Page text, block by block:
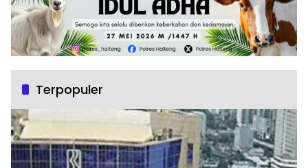
Terpopuler